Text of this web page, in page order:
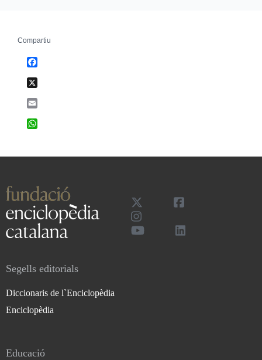
Compartiu
Segells editorials
Diccionaris de l`Enciclopèdia
Enciclopèdia
Educació